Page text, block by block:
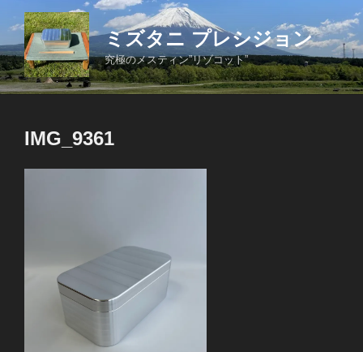
ン
テ
ン
ツ
ミズタニ プレシジョン
究極のメスティン”リゾコット”
IMG_9361